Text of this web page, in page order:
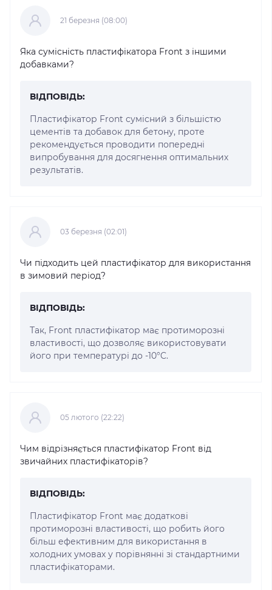
21 березня (08:00)
Яка сумісність пластифікатора Front з іншими
добавками?
ВІДПОВІДЬ:
Пластифікатор Front сумісний з більшістю
цементів та добавок для бетону, проте
рекомендується проводити попередні
випробування для досягнення оптимальних
результатів.
03 березня (02:01)
Чи підходить цей пластифікатор для використання
в зимовий період?
ВІДПОВІДЬ:
Так, Front пластифікатор має протиморозні
властивості, що дозволяє використовувати
його при температурі до -10°C.
05 лютого (22:22)
Чим відрізняється пластифікатор Front від
звичайних пластифікаторів?
ВІДПОВІДЬ:
Пластифікатор Front має додаткові
протиморозні властивості, що робить його
більш ефективним для використання в
холодних умовах у порівнянні зі стандартними
пластифікаторами.